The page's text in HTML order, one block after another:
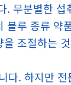
. 무분별한
루 종류 약
조절하는
. 하지만 전